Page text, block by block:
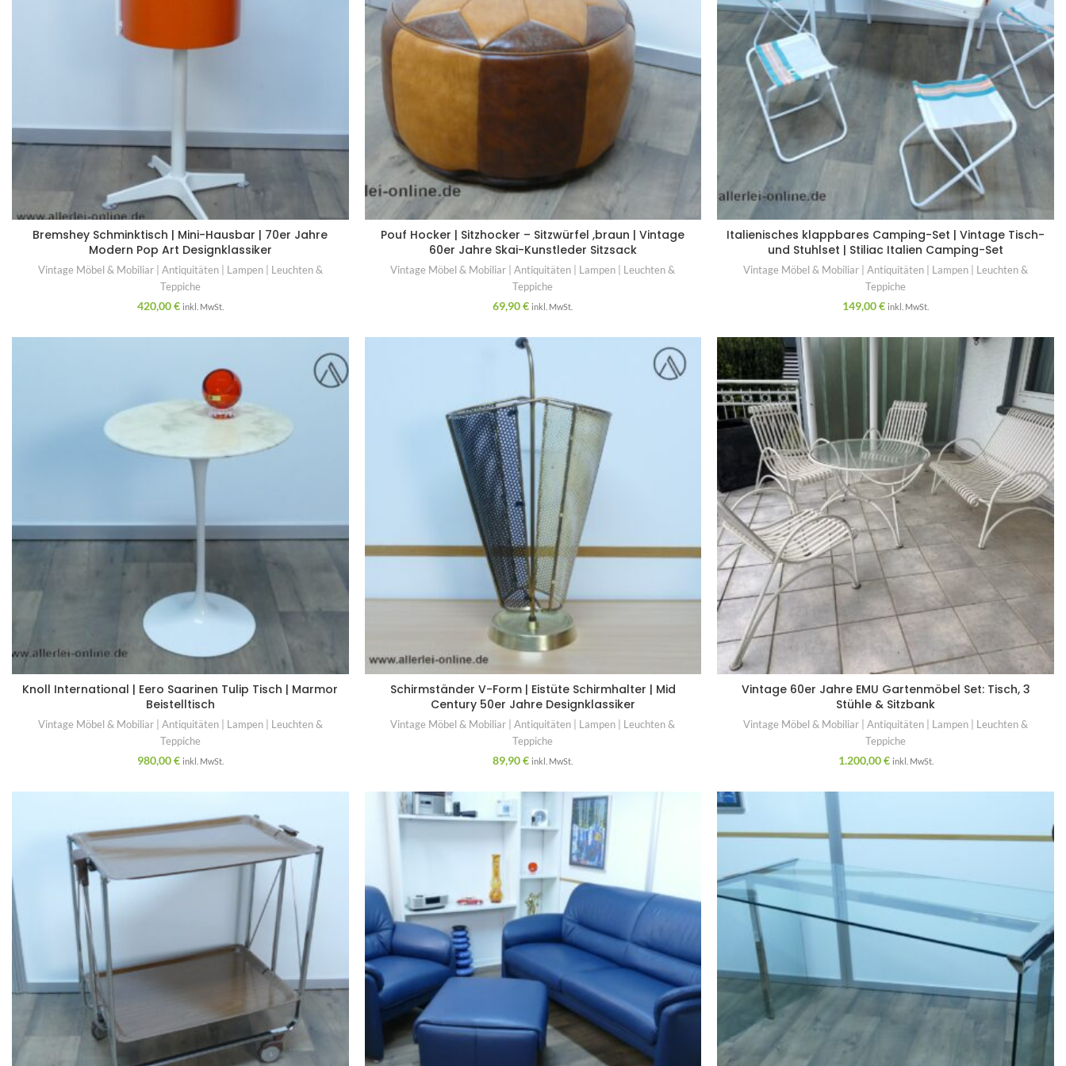
Bremshey Schminktisch | Mini-Hausbar | 70er Jahre
Modern Pop Art Designklassiker
Vintage Möbel & Mobiliar | Antiquitäten | Lampen | Leuchten &
Teppiche
420,00€ inkl. MwSt.
Pouf Hocker | Sitzhocker – Sitzwürfel ,braun | Vintage
60er Jahre Skai-Kunstleder Sitzsack
Vintage Möbel & Mobiliar | Antiquitäten | Lampen | Leuchten &
Teppiche
69,90€ inkl. MwSt.
Italienisches klappbares Camping-Set | Vintage Tisch-
und Stuhlset | Stiliac Italien Camping-Set
Vintage Möbel & Mobiliar | Antiquitäten | Lampen | Leuchten &
Teppiche
149,00€ inkl. MwSt.
Knoll International | Eero Saarinen Tulip Tisch | Marmor
Beistelltisch
Vintage Möbel & Mobiliar | Antiquitäten | Lampen | Leuchten &
Teppiche
980,00€ inkl. MwSt.
Schirmständer V-Form | Eistüte Schirmhalter | Mid
Century 50er Jahre Designklassiker
Vintage Möbel & Mobiliar | Antiquitäten | Lampen | Leuchten &
Teppiche
89,90€ inkl. MwSt.
Vintage 60er Jahre EMU Gartenmöbel Set: Tisch, 3
Stühle & Sitzbank
Vintage Möbel & Mobiliar | Antiquitäten | Lampen | Leuchten &
Teppiche
1.200,00€ inkl. MwSt.